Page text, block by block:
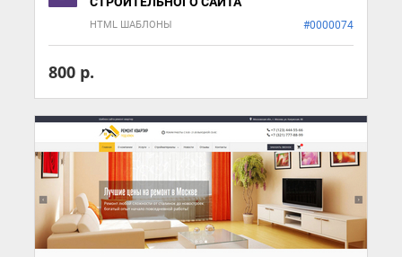
HTML ШАБЛОНЫ #0000074
800 р.